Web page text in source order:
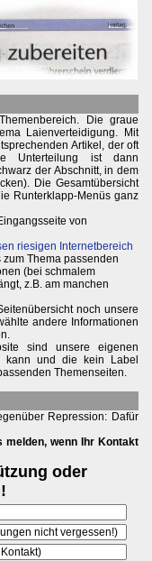
Die graue
Laienverteidigung. Mit
Artikel, der oft
Unterteilung ist dann
der Abschnitt, in dem
Die Gesamtübersicht
Runterklapp-Menüs ganz
von
riesigen Internetbereich
Thema passenden
(bei schmalem
z.B. am manchen
noch unsere
andere Informationen
sind unsere eigenen
kann und die kein Label
Themenseiten.
Repression: Dafür
melden, wenn Ihr Kontakt